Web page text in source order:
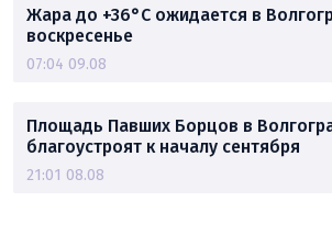
Жара до +36°C ожидается в
воскресенье
07:04 09.08
Площадь Павших Борцов в
благоустроят к началу сентября
21:01 08.08